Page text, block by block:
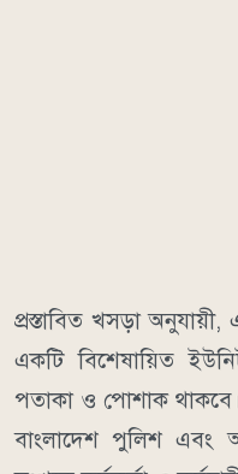
প্রস্তাবিত খসড়া
একটি বিশেষায়িত
পতাকা ও পোশাক
বাংলাদেশ পুলিশ এবং